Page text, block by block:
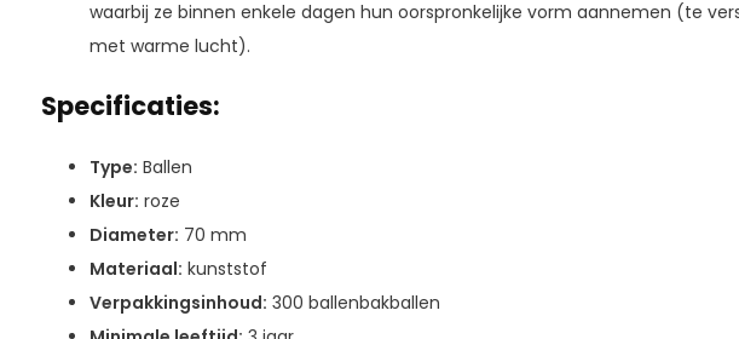
waarbij ze binnen enkele dagen hun oorspronkelijke vorm aannemen (te
met warme lucht).
Specificaties:
Type: Ballen
Kleur: roze
Diameter: 70 mm
Materiaal: kunststof
Verpakkingsinhoud: 300 ballenbakballen